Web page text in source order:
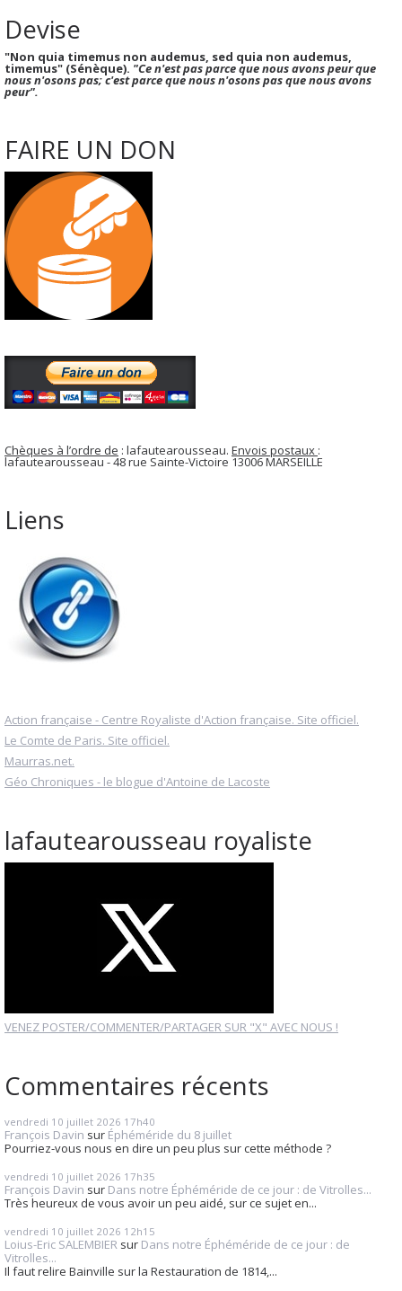
Devise
"Non quia timemus non audemus, sed quia non audemus,
timemus" (Sénèque). "Ce n'est pas parce que nous avons peur que
nous n'osons pas; c'est parce que nous n'osons pas que nous avons
peur".
FAIRE UN DON
Chèques à l’ordre de : lafautearousseau. Envois postaux :
lafautearousseau - 48 rue Sainte-Victoire 13006 MARSEILLE
Liens
Action française - Centre Royaliste d'Action française. Site officiel.
Le Comte de Paris. Site officiel.
Maurras.net.
Géo Chroniques - le blogue d'Antoine de Lacoste
lafautearousseau royaliste
VENEZ POSTER/COMMENTER/PARTAGER SUR "X" AVEC NOUS !
Commentaires récents
vendredi 10 juillet 2026 17h40
François Davin sur Éphéméride du 8 juillet
Pourriez-vous nous en dire un peu plus sur cette méthode ?
vendredi 10 juillet 2026 17h35
François Davin sur Dans notre Éphéméride de ce jour : de Vitrolles...
Très heureux de vous avoir un peu aidé, sur ce sujet en...
vendredi 10 juillet 2026 12h15
Loius-Eric SALEMBIER sur Dans notre Éphéméride de ce jour : de
Vitrolles...
Il faut relire Bainville sur la Restauration de 1814,...